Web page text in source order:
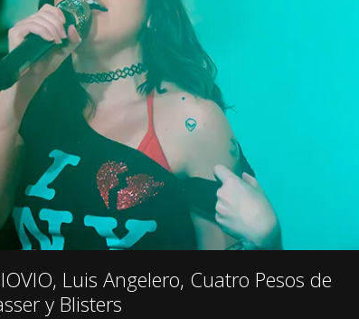
Luis Angelero, Cuatro Pesos de
y Blisters